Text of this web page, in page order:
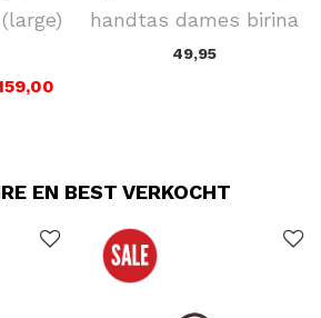
handtas dames birina
49,95
EN BEST VERKOCHT